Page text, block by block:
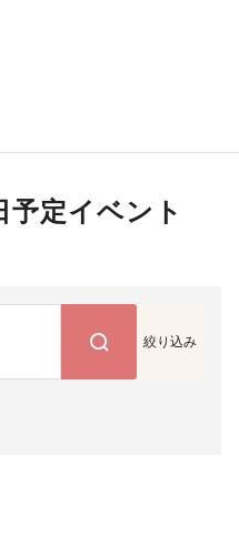
予定イベント
絞り込み